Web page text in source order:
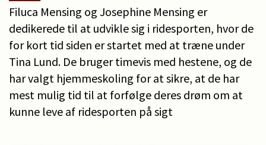
Filuca Mensing og Josephine Mensing er
dedikerede til at udvikle sig i ridesporten, hvor de
for kort tid siden er startet med at træne under
Tina Lund. De bruger timevis med hestene, og de
har valgt hjemmeskoling for at sikre, at de har
mest mulig tid til at forfølge deres drøm om at
kunne leve af ridesporten på sigt